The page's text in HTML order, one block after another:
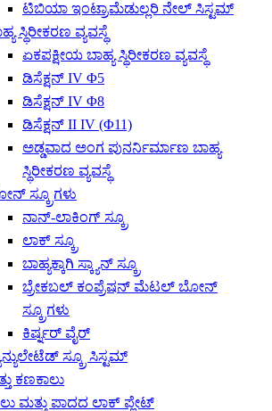
ಟಿಬಿಯಾ ಇಂಟ್ರಾಮೆಡುಲ್ಲರಿ ನೇಲ್ ಸಿಸ್ಟಮ್
ಸ್ಥಿರೀಕರಣ ವ್ಯವಸ್ಥೆ
ಏಕಪಕ್ಷೀಯ ಬಾಹ್ಯ ಸ್ಥಿರೀಕರಣ ವ್ಯವಸ್ಥೆ
ಡಿಸೆಕ್ಷನ್ IV Φ5
ಡಿಸೆಕ್ಷನ್ IV Φ8
ಡಿಸೆಕ್ಷನ್ II ​​IV (Φ11)
ಅಡ್ಡವಾದ ಅಂಗ ಪುನರ್ನಿರ್ಮಾಣ ಬಾಹ್ಯ
ಸ್ಥಿರೀಕರಣ ವ್ಯವಸ್ಥೆ
ಸ್ಕ್ರೂಗಳು
ನಾನ್-ಲಾಕಿಂಗ್ ಸ್ಕ್ರೂ
ಲಾಕ್ ಸ್ಕ್ರೂ
ಬಾಹ್ಯಕ್ಕಾಗಿ ಸ್ಕ್ಯಾನ್ ಸ್ಕ್ರೂ
ಬ್ರೇಕಬಲ್ ಕಂಪ್ರೆಷನ್ ಮೆಟಲ್ ಬೋನ್
ಸ್ಕ್ರೂಗಳು
ಕಿರ್ಷ್ನರ್ ವೈರ್
ಸ್ಕ್ರೂ ಸಿಸ್ಟಮ್
ಕಣಕಾಲು
ಮತ್ತು ಪಾದದ ಲಾಕ್ ಪ್ಲೇಟ್